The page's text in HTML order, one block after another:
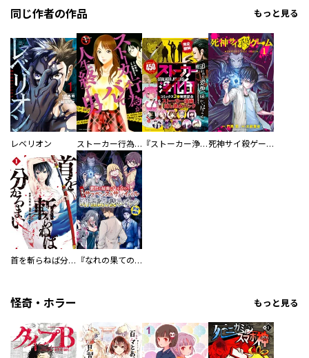
同じ作者の作品 もっと見る
レベリオン ストーカー行為がバレて人生終了男 『ストーカー浄化団』コミックス２巻発売記念 恐怖！ストーカー漫画 試し読みパック 死神サイ殺ゲーム
首を斬らねば分かるまい 『なれの果ての僕ら』新刊配信無料ファイル
怪奇・ホラー もっと見る